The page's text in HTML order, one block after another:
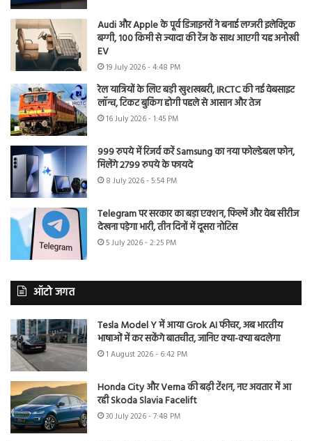
Audi और Apple के पूर्व डिजाइनरों ने बनाई लग्जरी इलेक्ट्रिक
बग्गी, 100 किमी से ज्यादा की रेंज के साथ आएगी यह अनोखी
EV
19 July 2026 - 4:48 PM
रेल यात्रियों के लिए बड़ी खुशखबरी, IRCTC की नई वेबसाइट
लॉन्च, टिकट बुकिंग होगी पहले से आसान और तेज
16 July 2026 - 1:45 PM
999 रुपये में रिजर्व करें Samsung का नया फोल्डेबल फोन,
मिलेंगे 2799 रुपये के फायदे
8 July 2026 - 5:54 PM
Telegram पर सरकार का बड़ा एक्शन, फिल्में और वेब सीरीज
देखना पड़ेगा भारी, तीन दिनों में दूसरा नोटिस
5 July 2026 - 2:25 PM
ऑटो जगत
Tesla Model Y में आया Grok AI फीचर, अब भारतीय
भाषाओं में कर सकेंगे बातचीत, जानिए क्या-क्या बदलेगा
1 August 2026 - 6:42 PM
Honda City और Verna की बढ़ी टेंशन, नए अवतार में आ
रही Skoda Slavia Facelift
30 July 2026 - 7:48 PM